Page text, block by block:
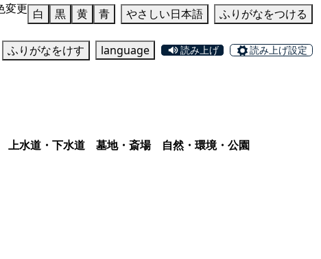
変更 白 黒 黄 青 やさしい日本語 ふりがなをつける
ふりがなをけす language 読み上げ 読み上げ設定
上水道・下水道 墓地・斎場
自然・環境・公園